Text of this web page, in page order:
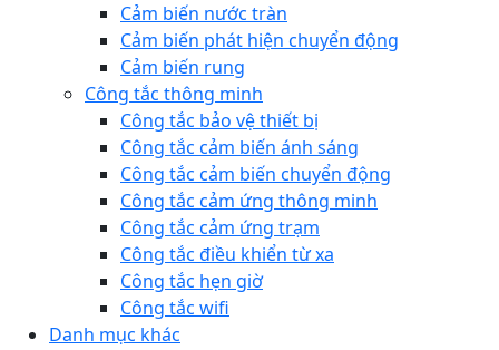
Cảm biến nước tràn
Cảm biến phát hiện chuyển động
Cảm biến rung
Công tắc thông minh
Công tắc bảo vệ thiết bị
Công tắc cảm biến ánh sáng
Công tắc cảm biến chuyển động
Công tắc cảm ứng thông minh
Công tắc cảm ứng trạm
Công tắc điều khiển từ xa
Công tắc hẹn giờ
Công tắc wifi
Danh mục khác